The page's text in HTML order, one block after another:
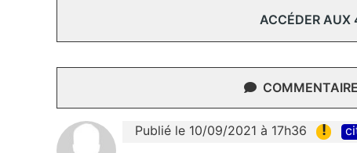
ACCÉDER AUX
Publié le 10/09/2021 à 17h36 !